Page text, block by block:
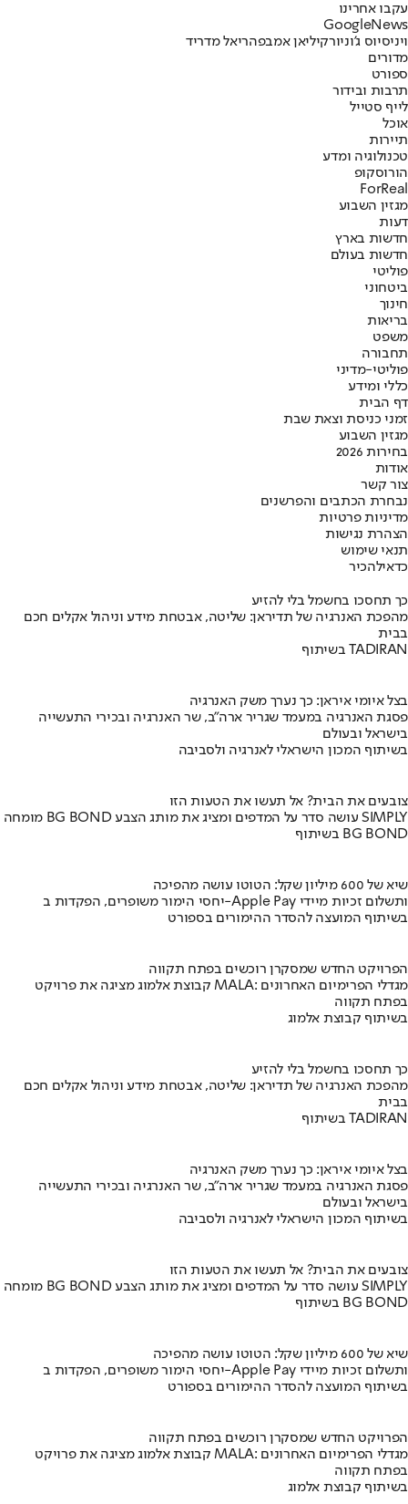
עקבו אחרינו
Googl eNews
ויניסיוס ג'וניורקיליאן אמבפהריאל מדריד
מדורים
ספורט
תרבות ובידור
לייף סטייל
אוכל
תיירות
טכנולוגיה ומדע
הורוסקופ
ForReal
מגזין השבוע
דעות
חדשות בארץ
חדשות בעולם
פוליטי
ביטחוני
חינוך
בריאות
משפט
תחבורה
פוליטי-מדיני
כללי ומידע
דף הבית
זמני כניסת וצאת שבת
מגזין השבוע
בחירות 2026
אודות
צור קשר
נבחרת הכתבים והפרשנים
מדיניות פרטיות
הצהרת נגישות
תנאי שימוש
כדאילהכיר
כך תחסכו בחשמל בלי להזיע
מהפכת האנרגיה של תדיראן: שליטה, אבטחת מידע וניהול אקלים חכם
בבית
בשיתוף TADIRAN
בצל איומי איראן: כך נערך משק האנרגיה
פסגת האנרגיה במעמד שגריר ארה"ב, שר האנרגיה ובכירי התעשייה
בישראל ובעולם
בשיתוף המכון הישראלי לאנרגיה ולסביבה
צובעים את הבית? אל תעשו את הטעות הזו
מומחה BG BOND עושה סדר על המדפים ומציג את מותג הצבע SIMPLY
בשיתוף BG BOND
שיא של 600 מיליון שקל: הטוטו עושה מהפיכה
יחסי הימור משופרים, הפקדות ב-Apple Pay ותשלום זכיות מיידי
בשיתוף המועצה להסדר ההימורים בספורט
הפרויקט החדש שמסקרן רוכשים בפתח תקווה
קבוצת אלמוג מציגה את פרויקט MALA: מגדלי הפרימיום האחרונים
בפתח תקווה
בשיתוף קבוצת אלמוג
כך תחסכו בחשמל בלי להזיע
מהפכת האנרגיה של תדיראן: שליטה, אבטחת מידע וניהול אקלים חכם
בבית
בשיתוף TADIRAN
בצל איומי איראן: כך נערך משק האנרגיה
פסגת האנרגיה במעמד שגריר ארה"ב, שר האנרגיה ובכירי התעשייה
בישראל ובעולם
בשיתוף המכון הישראלי לאנרגיה ולסביבה
צובעים את הבית? אל תעשו את הטעות הזו
מומחה BG BOND עושה סדר על המדפים ומציג את מותג הצבע SIMPLY
בשיתוף BG BOND
שיא של 600 מיליון שקל: הטוטו עושה מהפיכה
יחסי הימור משופרים, הפקדות ב-Apple Pay ותשלום זכיות מיידי
בשיתוף המועצה להסדר ההימורים בספורט
הפרויקט החדש שמסקרן רוכשים בפתח תקווה
קבוצת אלמוג מציגה את פרויקט MALA: מגדלי הפרימיום האחרונים
בפתח תקווה
בשיתוף קבוצת אלמוג